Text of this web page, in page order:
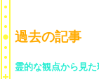
過去の記事
霊的な観点から見